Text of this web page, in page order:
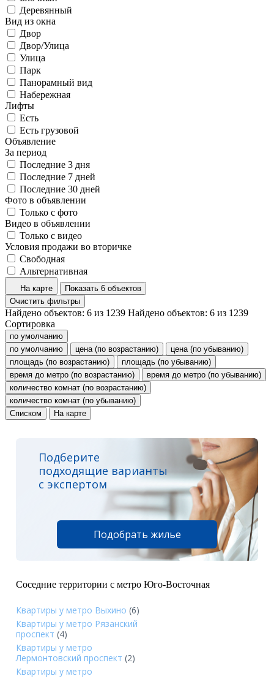
Деревянный
Вид из окна
Двор
Двор/Улица
Улица
Парк
Панорамный вид
Набережная
Лифты
Есть
Есть грузовой
Объявление
За период
Последние 3 дня
Последние 7 дней
Последние 30 дней
Фото в объявлении
Только с фото
Видео в объявлении
Только с видео
Условия продажи во вторичке
Свободная
Альтернативная
На карте
Показать 6 объектов
Очистить фильтры
Найдено объектов: 6 из 1239 Найдено объектов: 6 из 1239
Сортировка
по умолчанию
по умолчанию
цена (по возрастанию)
цена (по убыванию)
площадь (по возрастанию)
площадь (по убыванию)
время до метро (по возрастанию)
время до метро (по убыванию)
количество комнат (по возрастанию)
количество комнат (по убыванию)
Списком
На карте
Подберите
подходящие варианты
с экспертом
Подобрать жилье
Соседние территории с метро Юго-Восточная
Квартиры у метро Выхино (6)
Квартиры у метро Рязанский
проспект (4)
Квартиры у метро
Лермонтовский проспект (2)
Квартиры у метро